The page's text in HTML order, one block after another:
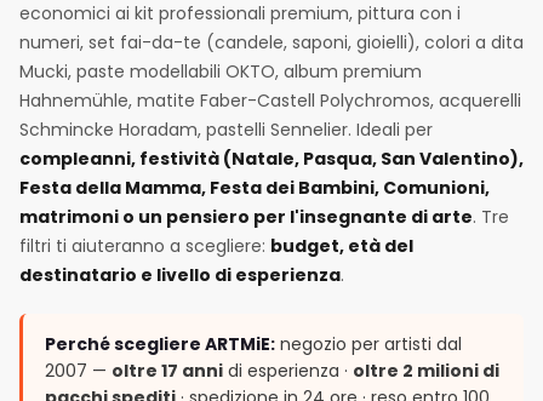
economici ai kit professionali premium, pittura con i
numeri, set fai-da-te (candele, saponi, gioielli), colori a dita
Mucki, paste modellabili OKTO, album premium
Hahnemühle, matite Faber-Castell Polychromos, acquerelli
Schmincke Horadam, pastelli Sennelier. Ideali per
compleanni, festività (Natale, Pasqua, San Valentino),
Festa della Mamma, Festa dei Bambini, Comunioni,
matrimoni o un pensiero per l'insegnante di arte. Tre
filtri ti aiuteranno a scegliere: budget, età del
destinatario e livello di esperienza.
Perché scegliere ARTMiE: negozio per artisti dal
2007 — oltre 17 anni di esperienza · oltre 2 milioni di